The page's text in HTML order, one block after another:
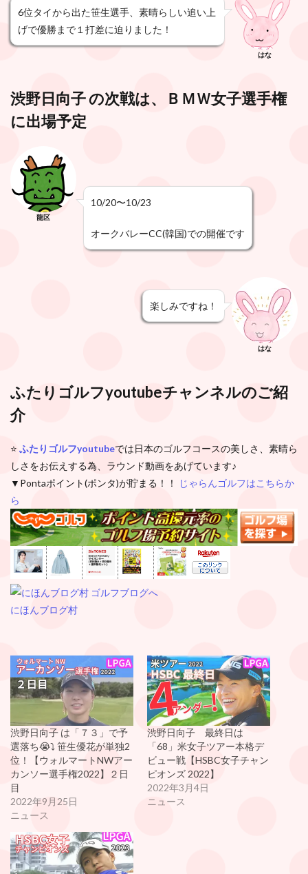
6位タイから出た笹生選手、素晴らしい追い上
げで優勝まで１打差に迫りました！
はな
渋野日向子 の次戦は、ＢＭＷ女子選手権
に出場予定
龍区
10/20〜10/23
オークバレーCC(韓国)での開催です
楽しみですね！
はな
ふたりゴルフyoutubeチャンネルのご紹
介
⭐️ ふたりゴルフyoutubeでは日本のゴルフコースの美しさ、素晴ら
しさをお伝えする為、ラウンド動画をあげています♪
▼Pontaポイント(ポンタ)が貯まる！！
じゃらんゴルフはこちらか
ら
にほんブログ村
渋野日向子 は「７３」で予
選落ち😭⤵️ 笹生優花が単独2
位！【ウォルマートNWアー
カンソー選手権2022】２日
目
2022年9月25日
ニュース
渋野日向子 最終日は
「68」米女子ツアー本格デ
ビュー戦【HSBC女子チャン
ピオンズ 2022】
2022年3月4日
ニュース